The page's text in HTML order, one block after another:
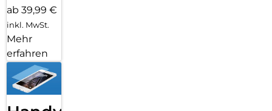
ab 39,99 €
inkl. MwSt.
Mehr
erfahren